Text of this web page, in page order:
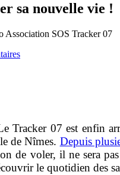
sa nouvelle vie !
Association SOS Tracker 07
Tracker 07 est enfin
de Nîmes. Depuis
de voler, il ne sera
le quotidien des